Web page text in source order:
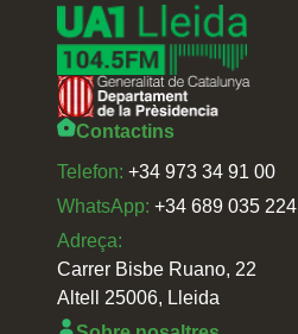
Contactins
Telefon: +34 973 34 91 00
WhatsApp: +34 689 035 224
Adreça:
Carrer Bisbe Ruano, 22
Altell 25006, Lleida